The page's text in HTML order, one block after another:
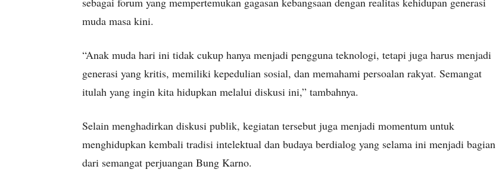
muda masa kini.
“Anak muda hari ini tidak cukup hanya menjadi pengguna teknologi, tetapi juga harus menjadi
generasi yang kritis, memiliki kepedulian sosial, dan memahami persoalan rakyat. Semangat
itulah yang ingin kita hidupkan melalui diskusi ini,” tambahnya.
Selain menghadirkan diskusi publik, kegiatan tersebut juga menjadi momentum untuk
menghidupkan kembali tradisi intelektual dan budaya berdialog yang selama ini menjadi bagian
dari semangat perjuangan Bung Karno.